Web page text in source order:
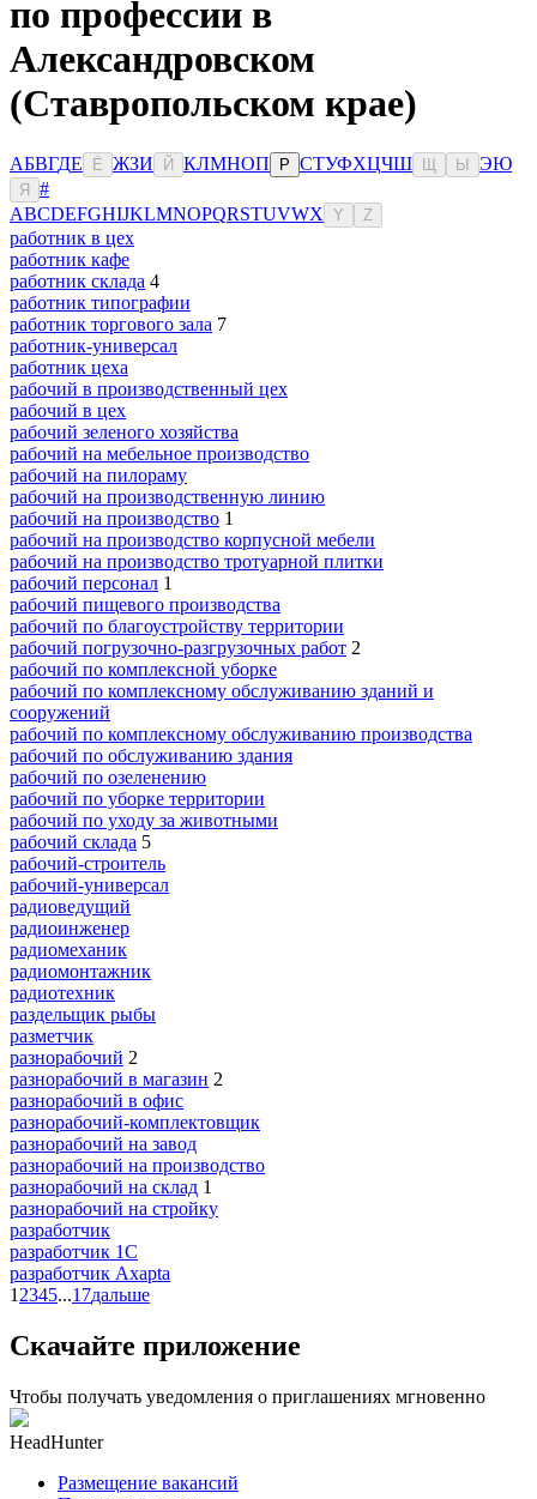
по профессии в
Александровском
(Ставропольском крае)
АБВГДЕ Ё ЖЗИ Й КЛМНОП Р СТУФХЦЧШ Ы ЭЮ
Я
#
ABCDEFGHIJKLMNOPQRSTUVWX Y Z
работник в цех
работник кафе
работник склада 4
работник типографии
работник торгового зала 7
работник-универсал
работник цеха
рабочий в производственный цех
рабочий в цех
рабочий зеленого хозяйства
рабочий на мебельное производство
рабочий на пилораму
рабочий на производственную линию
рабочий на производство 1
рабочий на производство корпусной мебели
рабочий на производство тротуарной плитки
рабочий персонал 1
рабочий пищевого производства
рабочий по благоустройству территории
рабочий погрузочно-разгрузочных работ 2
рабочий по комплексной уборке
рабочий по комплексному обслуживанию зданий и
сооружений
рабочий по комплексному обслуживанию производства
рабочий по обслуживанию здания
рабочий по озеленению
рабочий по уборке территории
рабочий по уходу за животными
рабочий склада 5
рабочий-строитель
рабочий-универсал
радиоведущий
радиоинженер
радиомеханик
радиомонтажник
радиотехник
раздельщик рыбы
разметчик
разнорабочий 2
разнорабочий в магазин 2
разнорабочий в офис
разнорабочий-комплектовщик
разнорабочий на завод
разнорабочий на производство
разнорабочий на склад 1
разнорабочий на стройку
разработчик
разработчик 1C
разработчик Axapta
1 2345...17дальше
Скачайте приложение
Чтобы получать уведомления о приглашениях мгновенно
HeadHunter
Размещение вакансий